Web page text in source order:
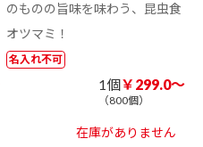
のものの旨味を味わう、昆虫食
オツマミ！
名入れ不可
1個￥299.0～
（800個）
在庫がありません